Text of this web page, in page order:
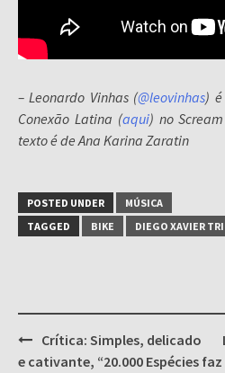
– Leonardo Vinhas (@leovinhas)
Conexão Latina (aqui) no
texto é de Ana Karina Zaratin
POSTED UNDER
MÚSICA
TAGGED
BIKE DIEGO XAVIER
Post
navigation
Crítica: Simples, delicado
e cativante, “20.000 Espécies